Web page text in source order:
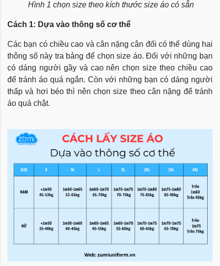
Hình 1 chọn size theo kích thước size áo có sẵn
Cách 1: Dựa vào thông số cơ thể
Các bạn có chiều cao và cân nặng cân đối có thể dùng hai
thông số này tra bảng để chọn size áo. Đối với những bạn
có dáng người gầy và cao nên chọn size theo chiều cao
để tránh áo quá ngắn. Còn với những bạn có dáng người
thấp và hơi béo thì nên chọn size theo cân nặng để tránh
áo quá chật.